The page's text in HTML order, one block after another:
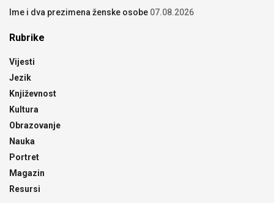
Ime i dva prezimena ženske osobe 07.08.2026
Rubrike
Vijesti
Jezik
Književnost
Kultura
Obrazovanje
Nauka
Portret
Magazin
Resursi